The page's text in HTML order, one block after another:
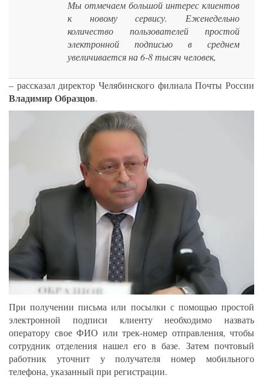
Мы отмечаем большой интерес клиентов
к новому сервису. Еженедельно
количество пользователей простой
электронной подписью в среднем
увеличивается на 6-8 тысяч человек,
– рассказал директор Челябинского филиала Почты России
Владимир Образцов.
При получении письма или посылки с помощью простой
электронной подписи клиенту необходимо назвать
оператору свое ФИО или трек-номер отправления, чтобы
сотрудник отделения нашел его в базе. Затем почтовый
работник уточнит у получателя номер мобильного
телефона, указанный при регистрации.